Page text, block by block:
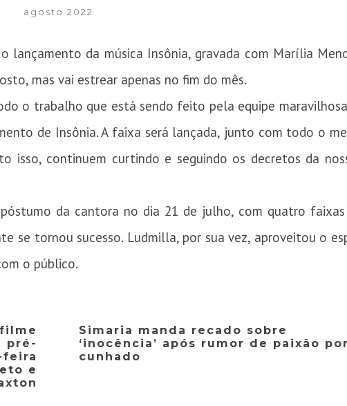
agosto 2022
lançamento da música Insônia, gravada com Marília
mas vai estrear apenas no fim do mês.
o trabalho que está sendo feito pela equipe
de Insônia. A faixa será lançada, junto com todo o
isso, continuem curtindo e seguindo os decretos da
da cantora no dia 21 de julho, com quatro faixas
se tornou sucesso. Ludmilla, por sua vez, aproveitou o
o público.
pré-
feira
e
Simaria manda recado sobre
‘inocência’ após rumor de paixão por
cunhado